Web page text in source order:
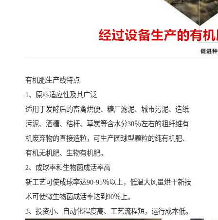
有机肥生产线特点
1、原料适应性及其广泛
适用于发酵后的畜禽烘便、糖厂滤泥、城市污泥、造纸
污泥、酒槽、秸杆、草炭等含水分30％左右的粗纤维有
机废弃物的直接造粒，可生产圆球型颗粒的纯有机肥、
有机无机肥、生物有机肥。
2、成球率和生物菌成活率高
新工艺可使成球率达90-95％以上，低温大风量烘干新技
术可使微生物菌成活率达到90％上。
3、投资小、自动化程度高、工艺流程短，运行成本低。